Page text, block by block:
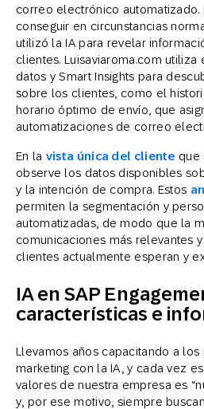
correo electrónico automatizado.
conseguir en circunstancias
utilizó la IA para revelar
clientes. Luisaviaroma.com
datos y Smart Insights para
sobre los clientes, como el
horario óptimo de envío, que
automatizaciones de correo
En la vista única del cliente que
observe los datos disponibles
y la intención de compra. Estos
permiten la segmentación y
automatizadas, de modo que la
comunicaciones más relevantes
clientes actualmente esperan y
IA en SAP
características e
Llevamos años capacitando a
marketing con la IA, y cada vez
valores de nuestra empresa es
y, por ese motivo, siempre